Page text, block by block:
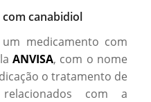
canabidiol
medicamento com
ANVISA, com o nome
o tratamento de
relacionados com a